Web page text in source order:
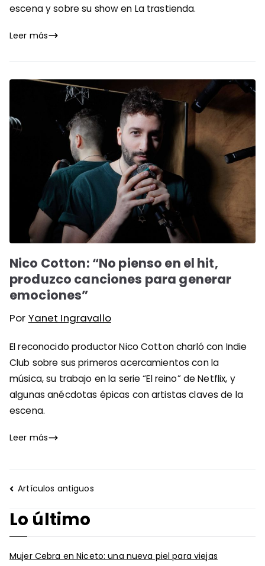
escena y sobre su show en La trastienda.
Leer más
Nico Cotton: “No pienso en el hit,
produzco canciones para generar
emociones”
Por Yanet Ingravallo
El reconocido productor Nico Cotton charló con Indie
Club sobre sus primeros acercamientos con la
música, su trabajo en la serie “El reino” de Netflix, y
algunas anécdotas épicas con artistas claves de la
escena.
Leer más
Navegación
entradas
Artículos antiguos
Lo último
Mujer Cebra en Niceto: una nueva piel para viejas